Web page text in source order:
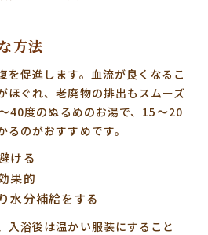
方法
を促進します。血流が良くなるこ
ほぐれ、老廃物の排出もスムーズ
40度のぬるめのお湯で、15～20
のがおすすめです。
ける
果的
水分補給をする
入浴後は温かい服装にすること